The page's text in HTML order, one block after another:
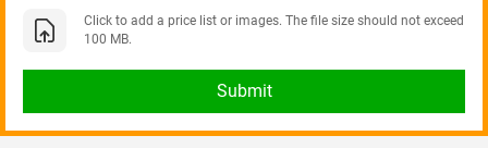
Click to add a price list or images. The file size should not exceed
100 MB.
Submit